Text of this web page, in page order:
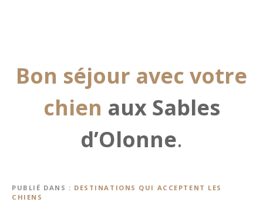
Bon séjour avec votre
chien aux Sables
d’Olonne.
PUBLIÉ DANS
DESTINATIONS QUI ACCEPTENT LES
CHIENS